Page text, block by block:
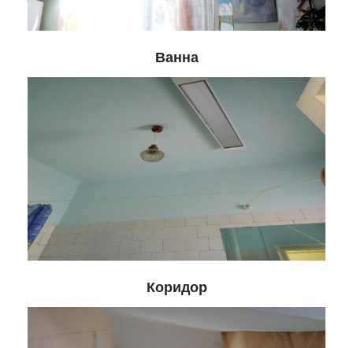
Ванна
Коридор